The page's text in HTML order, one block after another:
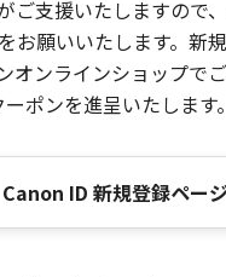
ご支援いたしますので
お願いいたします。新
オンラインショップで
ポンを進呈いたします。
Canon ID 新規登録ペー